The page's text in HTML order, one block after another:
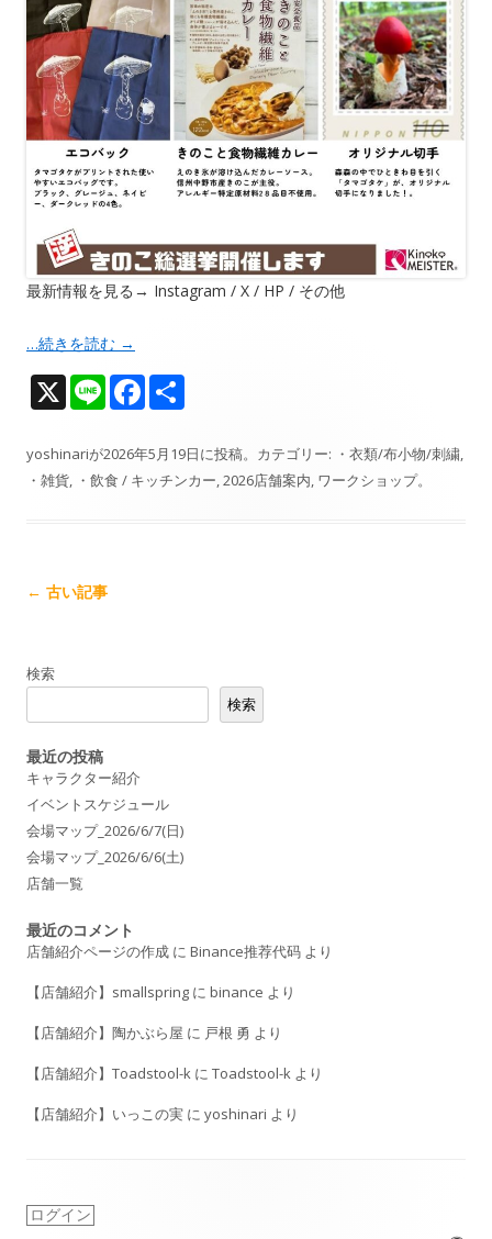
最新情報を見る→ Instagram / X / HP / その他
…続きを読む →
X Li
e
F
e
b
yoshinariが2026年5月19日に投稿。カテゴリー: ・衣類/布小物/刺繍,
・雑貨, ・飲食 / キッチンカー,2026店舗案内, ワークショップ。
記
ビ
ー
シ
ョ
ン
← 古い記事
検索
検索
最近の投稿
キャラクター紹介
イベントスケジュール
会場マップ_2026/6/7(日)
会場マップ_2026/6/6(土)
店舗一覧
最近のコメント
店舗紹介ページの作成 に Binance推荐代码 より
【店舗紹介】smallspring に binance より
【店舗紹介】陶かぶら屋 に 戸根 勇 より
【店舗紹介】Toadstool-k に Toadstool-k より
【店舗紹介】いっこの実 に yoshinari より
ログイン